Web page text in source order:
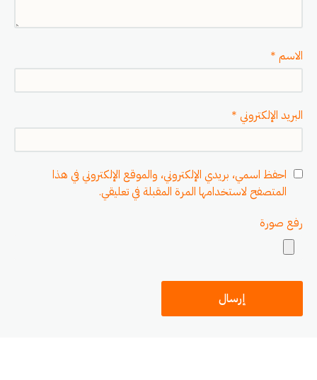
الاسم *
البريد الإلكتروني *
احفظ اسمي، بريدي الإلكتروني، والموقع الإلكتروني في هذا
المتصفح لاستخدامها المرة المقبلة في تعليقي.
رفع صورة